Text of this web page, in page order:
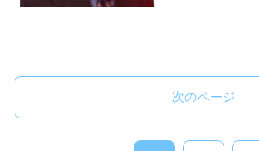
次のページ